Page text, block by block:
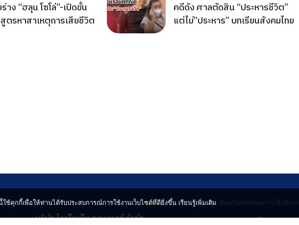
ง “ฮลุน โซโล่”-เปิดขั้น
ตรหาสาเหตุการเสียชีวิต
คดีดัง ศาลตัดสิน “ประหารชีวิต”
แต่ไม่”ประหาร” บทเรียนสังคมไทย
บริษัท ไอเอ็นเอ็น คอนเนกซ์ จำกัด
News
ใช้คุกกี้เพื่อให้ท่านได้รับประสบการณ์การใช้งานเว็บไซต์ที่ดียิ่งขึ้น เรียนรู้เพิ่มเติม เงื่อนไขข้อตกลงการใช้บริการ